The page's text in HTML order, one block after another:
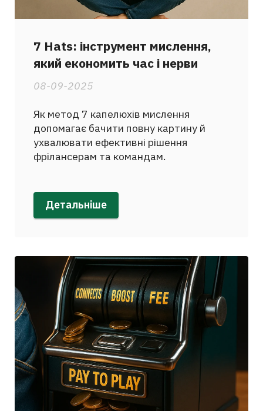
7 Hats: інструмент мислення,
який економить час і нерви
08-09-2025
Як метод 7 капелюхів мислення
допомагає бачити повну картину й
ухвалювати ефективні рішення
фрілансерам та командам.
Детальніше